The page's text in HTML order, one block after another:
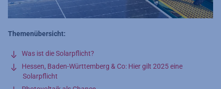
Themenübersicht:
Was ist die Solarpflicht?
Hessen, Baden-Württemberg & Co: Hier gilt 2025 eine
Solarpflicht